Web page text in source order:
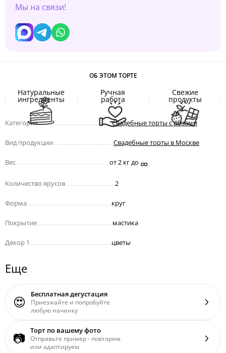
Мы на связи!
ОБ ЭТОМ ТОРТЕ
Натуральные
ингредиенты
Ручная
работа
Свежие
продукты
Категория.................................................Свадебные торты с розами
Вид продукции Свадебные торты в Москве
Вес от 2 кг до ∞
Количество ярусов 2
Форма круг
Покрытие мастика
Декор 1 цветы
Еще
😍 Бесплатная дегустация
Приезжайте и попробуйте
любую начинку
📷 Торт по вашему фото
Отправьте пример - повторим
или адаптируем